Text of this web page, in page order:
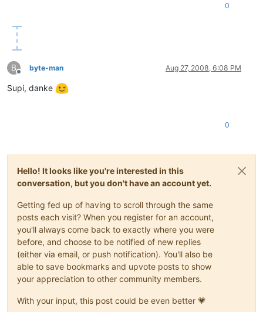
0
B
Offline
byte-man Aug 27, 2008, 6:08 PM
Supi, danke
0
Hello! It looks like you're interested in this
conversation, but you don't have an account yet.
Getting fed up of having to scroll through the same
posts each visit? When you register for an account,
you'll always come back to exactly where you were
before, and choose to be notified of new replies
(either via email, or push notification). You'll also be
able to save bookmarks and upvote posts to show
your appreciation to other community members.
With your input, this post could be even better 💗